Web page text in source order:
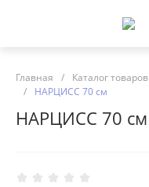
Главная / Каталог товаров
/
НАРЦИСС 70 см
НАРЦИСС 70 см